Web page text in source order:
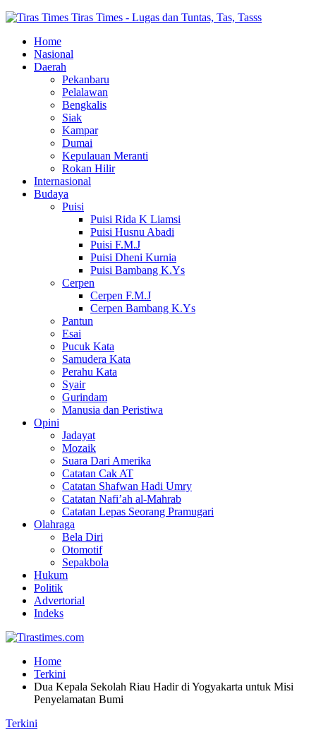
Tiras Times - Lugas dan Tuntas, Tas, Tasss
Home
Nasional
Daerah
Pekanbaru
Pelalawan
Bengkalis
Siak
Kampar
Dumai
Kepulauan Meranti
Rokan Hilir
Internasional
Budaya
Puisi
Puisi Rida K Liamsi
Puisi Husnu Abadi
Puisi F.M.J
Puisi Dheni Kurnia
Puisi Bambang K.Ys
Cerpen
Cerpen F.M.J
Cerpen Bambang K.Ys
Pantun
Esai
Pucuk Kata
Samudera Kata
Perahu Kata
Syair
Gurindam
Manusia dan Peristiwa
Opini
Jadayat
Mozaik
Suara Dari Amerika
Catatan Cak AT
Catatan Shafwan Hadi Umry
Catatan Nafi’ah al-Mahrab
Catatan Lepas Seorang Pramugari
Olahraga
Bela Diri
Otomotif
Sepakbola
Hukum
Politik
Advertorial
Indeks
Home
Terkini
Dua Kepala Sekolah Riau Hadir di Yogyakarta untuk Misi
Penyelamatan Bumi
Terkini